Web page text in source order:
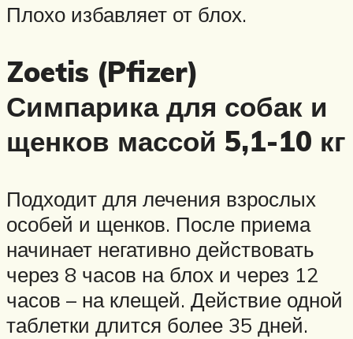
Плохо избавляет от блох.
Zoetis (Pfizer)
Симпарика для собак и
щенков массой 5,1-10 кг
Подходит для лечения взрослых
особей и щенков. После приема
начинает негативно действовать
через 8 часов на блох и через 12
часов – на клещей. Действие одной
таблетки длится более 35 дней.